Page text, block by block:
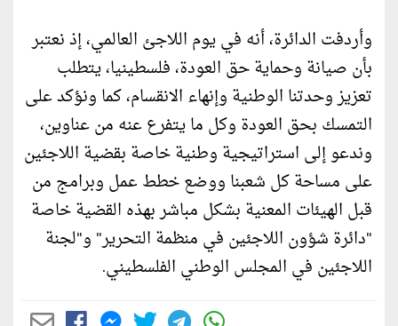
وأردفت الدائرة، أنه في يوم اللاجئ العالمي، إذ نعتبر
بأن صيانة وحماية حق العودة، فلسطينيا، يتطلب
تعزيز وحدتنا الوطنية وإنهاء الانقسام، كما ونؤكد على
التمسك بحق العودة وكل ما يتفرع عنه من عناوين،
وندعو إلى استراتيجية وطنية خاصة بقضية اللاجئين
على مساحة كل شعبنا ووضع خطط عمل وبرامج من
قبل الهيئات المعنية بشكل مباشر بهذه القضية خاصة
"دائرة شؤون اللاجئين في منظمة التحرير" و"لجنة
اللاجئين في المجلس الوطني الفلسطيني.